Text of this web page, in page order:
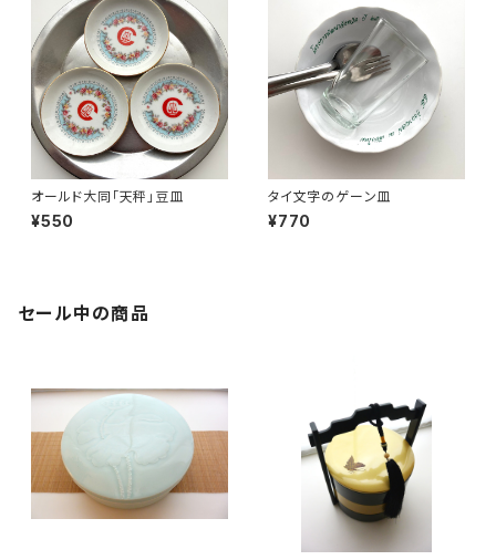
オールド大同「天秤」豆皿
¥550
タイ文字のゲーン皿
¥770
セール中の商品